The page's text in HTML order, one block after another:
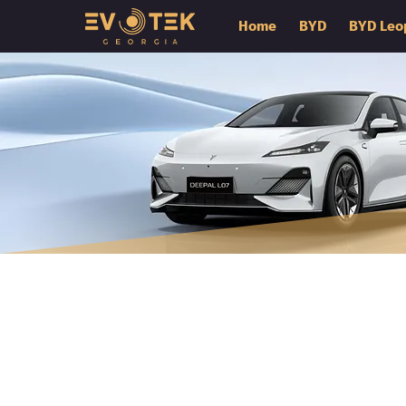
Home BYD BYD